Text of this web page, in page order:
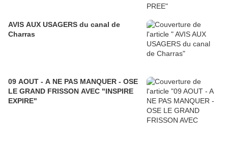
AVIS AUX USAGERS du canal de
Charras
09 AOUT - A NE PAS MANQUER - OSE
LE GRAND FRISSON AVEC "INSPIRE
EXPIRE"